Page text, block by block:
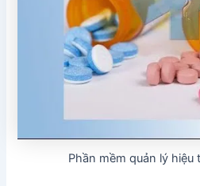
Phần mềm quản lý hiệu